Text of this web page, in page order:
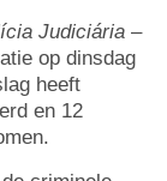
Judiciária –
op dinsdag
heeft
en 12